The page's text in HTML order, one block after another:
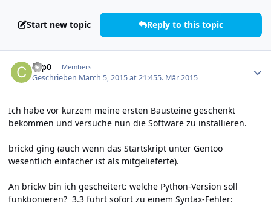
Start new topic Reply to this topic
c3p0 Members
Geschrieben March 5, 2015 at 21:455. Mär 2015
Ich habe vor kurzem meine ersten Bausteine geschenkt
bekommen und versuche nun die Software zu installieren.
brickd ging (auch wenn das Startskript unter Gentoo
wesentlich einfacher ist als mitgelieferte).
An brickv bin ich gescheitert: welche Python-Version soll
funktionieren? 3.3 führt sofort zu einem Syntax-Fehler: